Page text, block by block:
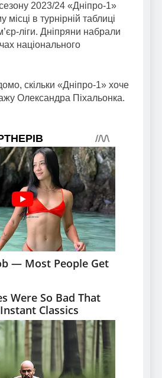
2023/24 «Дніпро-1»
в турнірній таблиці
ліги. Дніпряни набрали
національного
скільки «Дніпро-1» хоче
Олександра Піхальонка.